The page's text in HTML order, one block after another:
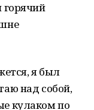
горячий
я был
над собой,
кулаком по